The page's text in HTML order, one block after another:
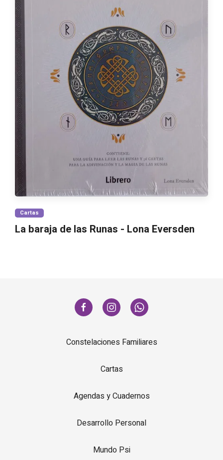
Cartas
La baraja de las Runas - Lona Eversden
Constelaciones Familiares
Cartas
Agendas y Cuadernos
Desarrollo Personal
Mundo Psi